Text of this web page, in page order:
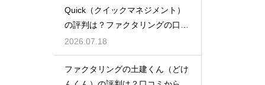
Quick（クイックマネジメント）
の評判は？ファクタリングの口コ
ミ検証
2026.07.18
ファクタリングの土建くん（どけ